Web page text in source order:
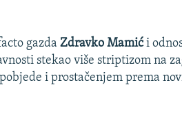
gazda Zdravko Mamići
stekao više striptizom na
i prostačenjem prema